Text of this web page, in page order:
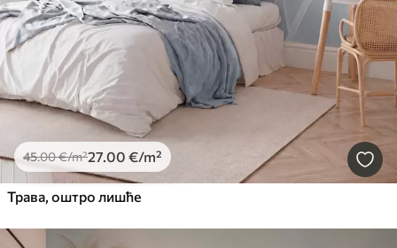
45.00€/m²27.00 €/m²
Трава, оштро лишће